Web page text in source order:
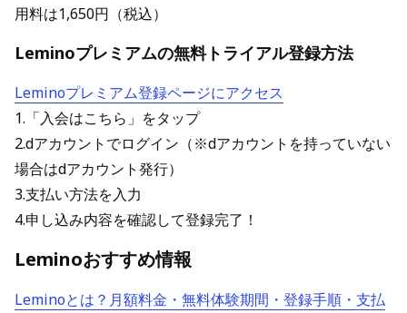
用料は1,650円（税込）
Leminoプレミアムの無料トライアル登録方法
Leminoプレミアム登録ページにアクセス
1.「入会はこちら」をタップ
2.dアカウントでログイン（※dアカウントを持っていない
場合はdアカウント発行）
3.支払い方法を入力
4.申し込み内容を確認して登録完了！
Leminoおすすめ情報
Leminoとは？月額料金・無料体験期間・登録手順・支払